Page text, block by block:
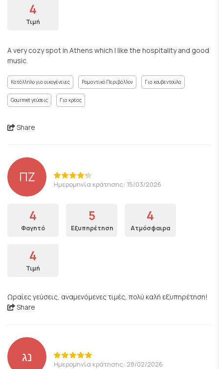
4
Τιμή
A very cozy spot in Athens which I like the hospitality and good
music.
Κατάλληλο για οικογένειες Ρομαντικό Περιβάλλον Για κουβεντούλα
Gourmet γεύσεις Για κρέας
Share
ΠΖ Ημερομηνία κράτησης: 15/03/2026
4
Φαγητό
5
Εξυπηρέτηση
4
Ατμόσφαιρα
4
Τιμή
Ωραίες γεύσεις, αναμενόμενες τιμές, πολύ καλή εξυπηρέτηση!
Share
נג Ημερομηνία κράτησης: 28/02/2026